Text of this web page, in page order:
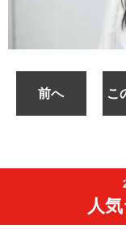
前へ こ
人